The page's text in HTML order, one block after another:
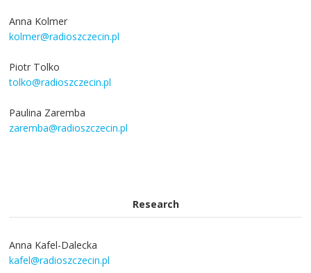
Anna Kolmer
kolmer@radioszczecin.pl
Piotr Tolko
tolko@radioszczecin.pl
Paulina Zaremba
zaremba@radioszczecin.pl
Research
Anna Kafel-Dalecka
kafel@radioszczecin.pl